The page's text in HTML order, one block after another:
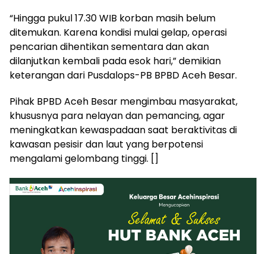
“Hingga pukul 17.30 WIB korban masih belum
ditemukan. Karena kondisi mulai gelap, operasi
pencarian dihentikan sementara dan akan
dilanjutkan kembali pada esok hari,” demikian
keterangan dari Pusdalops-PB BPBD Aceh Besar.
Pihak BPBD Aceh Besar mengimbau masyarakat,
khususnya para nelayan dan pemancing, agar
meningkatkan kewaspadaan saat beraktivitas di
kawasan pesisir dan laut yang berpotensi
mengalami gelombang tinggi. []